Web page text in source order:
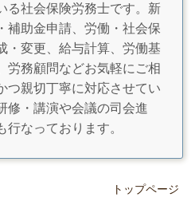
る社会保険労務士です。新
補助金申請、労働・社会保
・変更、給与計算、労働基
労務顧問などお気軽にご相
つ親切丁寧に対応させてい
修・講演や会議の司会進
なっております。
トップページ